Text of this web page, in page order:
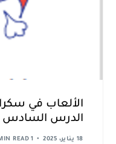
الألعاب في
الدرس السادس
18 يناير، 2025 1 MIN READ